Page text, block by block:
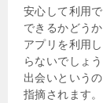
安心して利用
できるかどう
アプリを利用
らないでしょう
出会いという
指摘されます